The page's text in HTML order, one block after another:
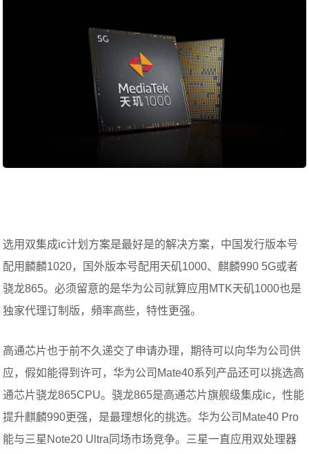
选用双集成ic计划方案是最好是的解决方案，中国发行版本号
配用麟麟1020，国外版本号配用天矶1000、麒麟990 5G或者
骁龙865。必须留意的是华为公司就算应用MTK天矶1000也是
独家代理订制版，頻率高些，特性更强。
高通芯片也于前不久递交了申请办理，期待可以向华为公司供
应，假如能得到许可，华为公司Mate40系列产品还可以挑选高
通芯片骁龙865CPU。骁龙865是高通芯片旗舰级集成ic，性能
提升麒麟990更强，是最理想化的挑选。华为公司Mate40 Pro
能与三星Note20 Ultra同场市场竞争。三星一直应用双处理器